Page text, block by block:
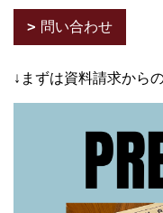
問い合わせ
↓まずは資料請求から